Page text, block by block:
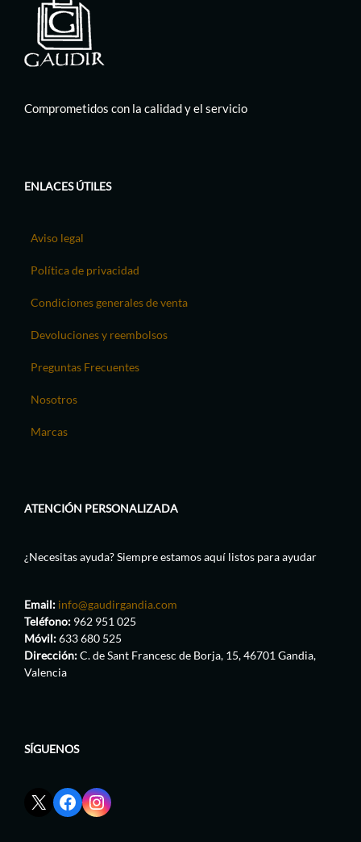
Comprometidos con la calidad y el servicio
ENLACES ÚTILES
Aviso legal
Política de privacidad
Condiciones generales de venta
Devoluciones y reembolsos
Preguntas Frecuentes
Nosotros
Marcas
ATENCIÓN PERSONALIZADA
¿Necesitas ayuda? Siempre estamos aquí listos para ayudar
Email: info@gaudirgandia.com
Teléfono: 962 951 025
Móvil:633 680 525
Dirección:C. de Sant Francesc de Borja, 15, 46701 Gandia,
Valencia
SÍGUENOS
Enlace
red
Enlace
de
Enlace